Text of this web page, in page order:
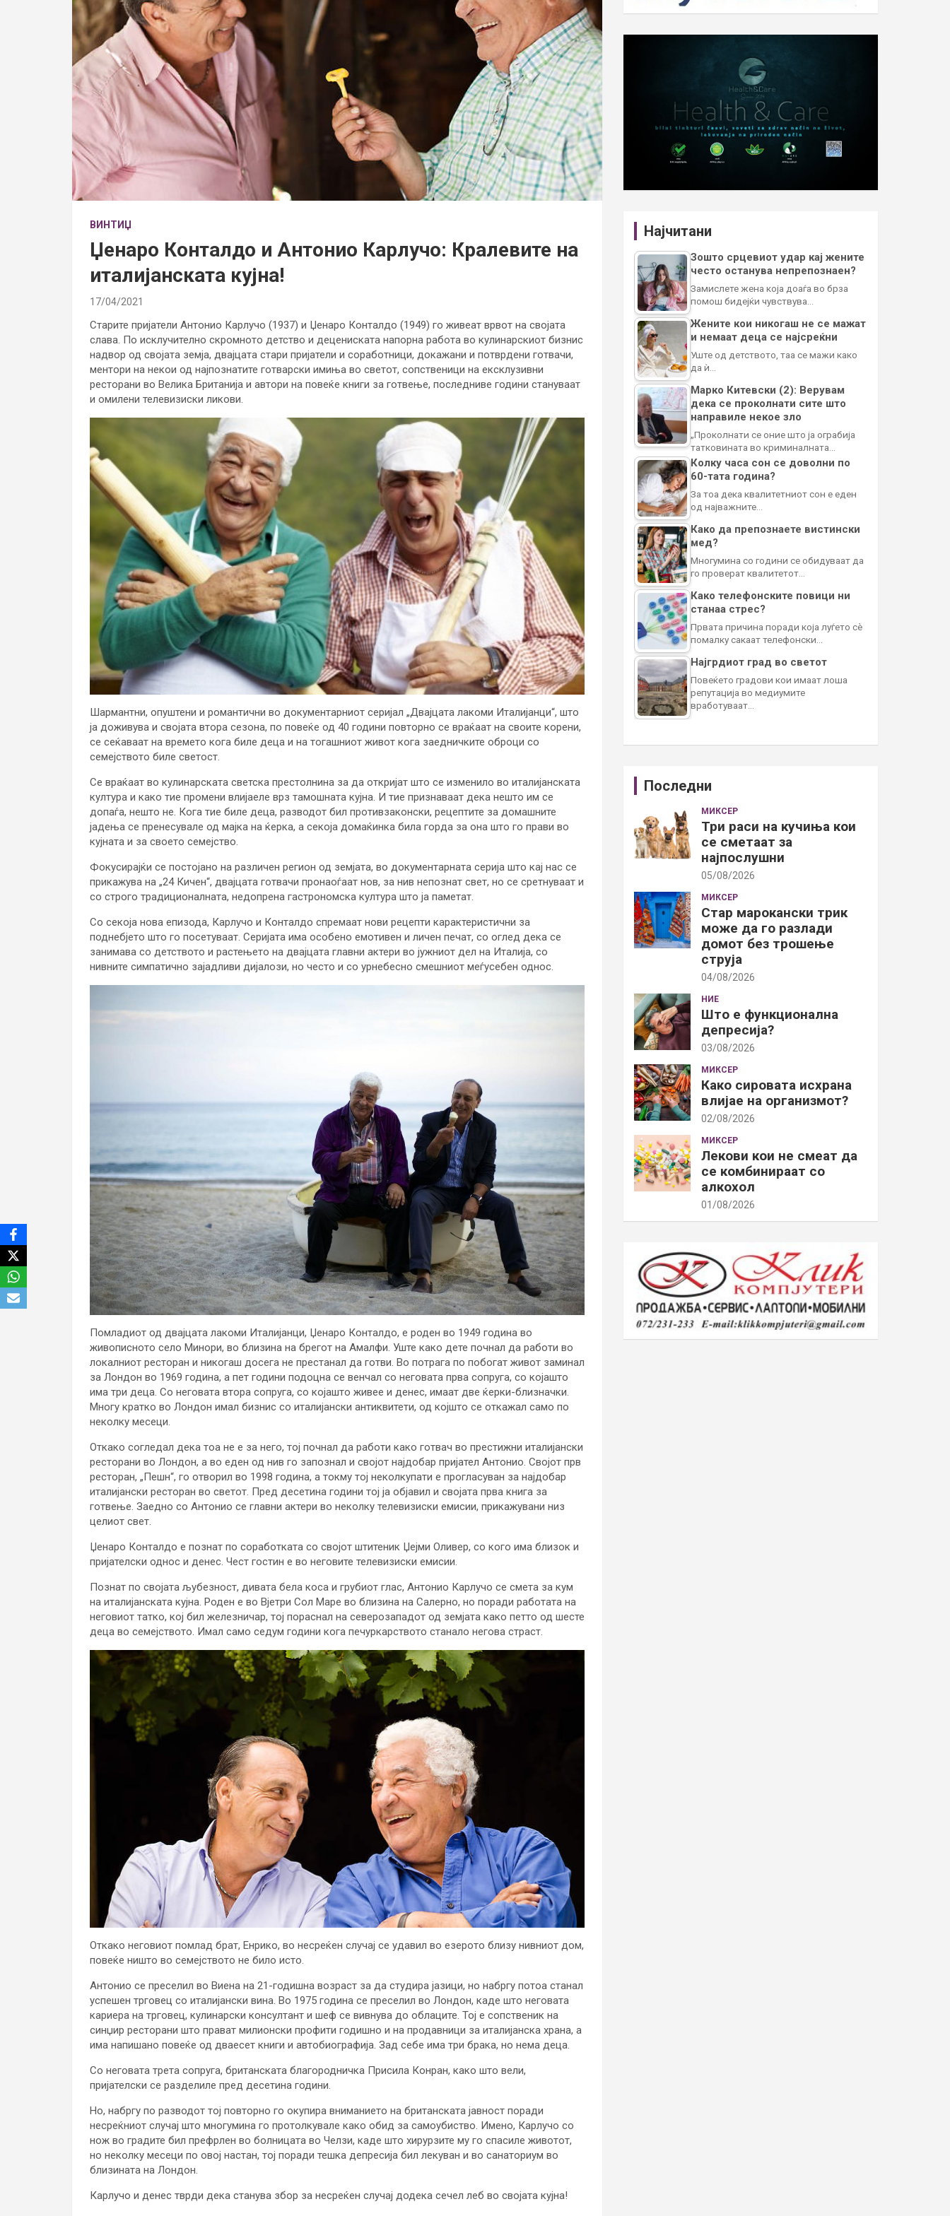
ВИНТИЏ
Џенаро Конталдо и Антонио Карлучо: Кралевите на
италијанската кујна!
17/04/2021
Старите пријатели Антонио Карлучо (1937) и Џенаро Конталдо (1949) го живеат врвот на својата
слава. По исклучително скромното детство и децениската напорна работа во кулинарскиот бизнис
надвор од својата земја, двајцата стари пријатели и соработници, докажани и потврдени готвачи,
ментори на некои од најпознатите готварски имиња во светот, сопственици на ексклузивни
ресторани во Велика Британија и автори на повеќе книги за готвење, последниве години стануваат
и омилени телевизиски ликови.
Шармантни, опуштени и романтични во документарниот серијал „Двајцата лакоми Италијанци“, што
ја доживува и својата втора сезона, по повеќе од 40 години повторно се враќаат на своите корени,
се сеќаваат на времето кога биле деца и на тогашниот живот кога заедничките оброци со
семејството биле светост.
Се враќаат во кулинарската светска престолнина за да откријат што се изменило во италијанската
култура и како тие промени влијаеле врз тамошната кујна. И тие признаваат дека нешто им се
допаѓа, нешто не. Кога тие биле деца, разводот бил противзаконски, рецептите за домашните
јадења се пренесувале од мајка на ќерка, а секоја домаќинка била горда за она што го прави во
кујната и за своето семејство.
Фокусирајќи се постојано на различен регион од земјата, во документарната серија што кај нас се
прикажува на „24 Кичен“, двајцата готвачи пронаоѓаат нов, за нив непознат свет, но се сретнуваат и
со строго традиционалната, недопрена гастрономска култура што ја паметат.
Со секоја нова епизода, Карлучо и Конталдо спремаат нови рецепти карактеристични за
поднебјето што го посетуваат. Серијата има особено емотивен и личен печат, со оглед дека се
занимава со детството и растењето на двајцата главни актери во јужниот дел на Италија, со
нивните симпатично зајадливи дијалози, но често и со урнебесно смешниот меѓусебен однос.
Помладиот од двајцата лакоми Италијанци, Џенаро Конталдо, е роден во 1949 година во
живописното село Минори, во близина на брегот на Амалфи. Уште како дете почнал да работи во
локалниот ресторан и никогаш досега не престанал да готви. Во потрага по побогат живот заминал
за Лондон во 1969 година, а пет години подоцна се венчал со неговата прва сопруга, со којашто
има три деца. Со неговата втора сопруга, со којашто живее и денес, имаат две ќерки-близначки.
Многу кратко во Лондон имал бизнис со италијански антиквитети, од којшто се откажал само по
неколку месеци.
Откако согледал дека тоа не е за него, тој почнал да работи како готвач во престижни италијански
ресторани во Лондон, а во еден од нив го запознал и својот најдобар пријател Антонио. Својот прв
ресторан, „Пешн“, го отворил во 1998 година, а токму тој неколкупати е прогласуван за најдобар
италијански ресторан во светот. Пред десетина години тој ја објавил и својата прва книга за
готвење. Заедно со Антонио се главни актери во неколку телевизиски емисии, прикажувани низ
целиот свет.
Џенаро Конталдо е познат по соработката со својот штитеник Џејми Оливер, со кого има близок и
пријателски однос и денес. Чест гостин е во неговите телевизиски емисии.
Познат по својата љубезност, дивата бела коса и грубиот глас, Антонио Карлучо се смета за кум
на италијанската кујна. Роден е во Вјетри Сол Маре во близина на Салерно, но поради работата на
неговиот татко, кој бил железничар, тој пораснал на северозападот од земјата како петто од шесте
деца во семејството. Имал само седум години кога печуркарството станало негова страст.
Откако неговиот помлад брат, Енрико, во несреќен случај се удавил во езерото близу нивниот дом,
повеќе ништо во семејството не било исто.
Антонио се преселил во Виена на 21-годишна возраст за да студира јазици, но набргу потоа станал
успешен трговец со италијански вина. Во 1975 година се преселил во Лондон, каде што неговата
кариера на трговец, кулинарски консултант и шеф се вивнува до облаците. Тој е сопственик на
синџир ресторани што прават милионски профити годишно и на продавници за италијанска храна, а
има напишано повеќе од дваесет книги и автобиографија. Зад себе има три брака, но нема деца.
Со неговата трета сопруга, британската благородничка Присила Конран, како што вели,
пријателски се разделиле пред десетина години.
Но, набргу по разводот тој повторно го окупира вниманието на британската јавност поради
несреќниот случај што многумина го протолкувале како обид за самоубиство. Имено, Карлучо со
нож во градите бил префрлен во болницата во Челзи, каде што хирурзите му го спасиле животот,
но неколку месеци по овој настан, тој поради тешка депресија бил лекуван и во санаториум во
близината на Лондон.
Карлучо и денес тврди дека станува збор за несреќен случај додека сечел леб во својата кујна!
Најчитани
Зошто срцевиот удар кај жените
често останува непрепознаен?
Замислете жена која доаѓа во брза
помош бидејќи чувствува…
Жените кои никогаш не се мажат
и немаат деца се најсреќни
Уште од детството, таа се мажи како
да ѝ…
Марко Китевски (2): Верувам
дека се проколнати сите што
направиле некое зло
„Проколнати се оние што ја ограбија
татковината во криминалната…
Колку часа сон се доволни по
60-тата година?
За тоа дека квалитетниот сон е еден
од најважните…
Како да препознаете вистински
мед?
Многумина со години се обидуваат да
го проверат квалитетот…
Како телефонските повици ни
станаа стрес?
Првата причина поради која луѓето сè
помалку сакаат телефонски…
Најгрдиот град во светот
Повеќето градови кои имаат лоша
репутација во медиумите
вработуваат…
Последни
МИКСЕР
Три раси на кучиња кои
се сметаат за
најпослушни
05/08/2026
МИКСЕР
Стар марокански трик
може да го разлади
домот без трошење
струја
04/08/2026
НИЕ
Што е функционална
депресија?
03/08/2026
МИКСЕР
Како сировата исхрана
влијае на организмот?
02/08/2026
МИКСЕР
Лекови кои не смеат да
се комбинираат со
алкохол
01/08/2026